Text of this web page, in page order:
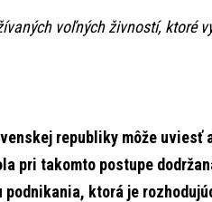
voľných živností, ktoré
republiky môže uviesť
pri takomto postupe
ktorá je